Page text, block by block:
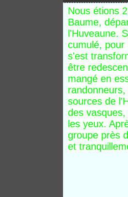
Nous étions
Baume,
l'Huveaune.
cumulé, pour
s'est
être
mangé en
sources de
des
les yeux.
groupe près
et